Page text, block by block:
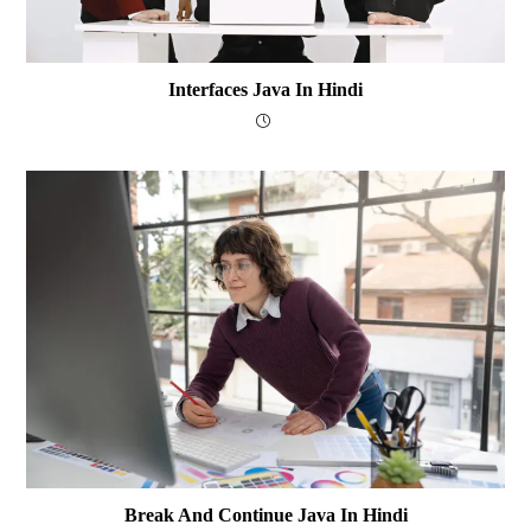
Interfaces Java In Hindi
Break And Continue Java In Hindi